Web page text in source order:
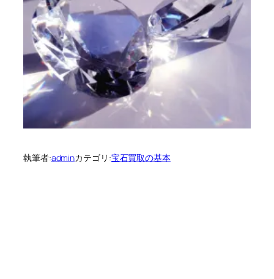
執筆者:adminカテゴリ:宝石買取の基本